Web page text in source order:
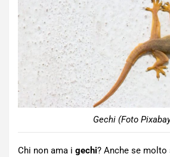
Gechi (Foto
Chi non ama i gechi? Anche se